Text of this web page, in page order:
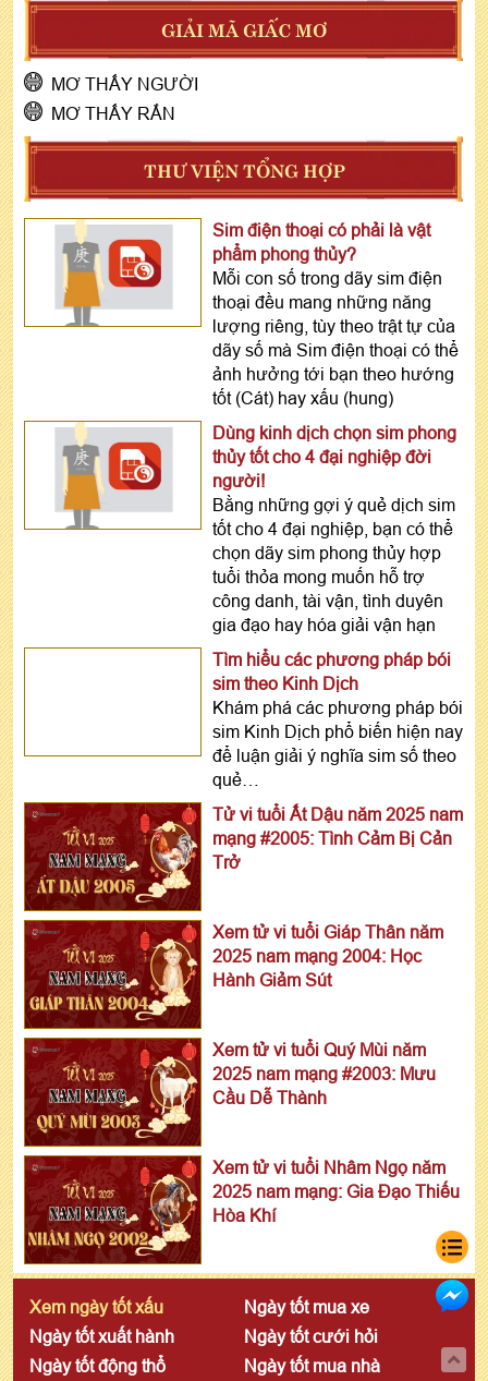
GIẢI MÃ GIẤC MƠ
MƠ THẤY NGƯỜI
MƠ THẤY RẮN
THƯ VIỆN TỔNG HỢP
Sim điện thoại có phải là vật
phẩm phong thủy?
Mỗi con số trong dãy sim điện
thoại đều mang những năng
lượng riêng, tùy theo trật tự của
dãy số mà Sim điện thoại có thể
ảnh hưởng tới bạn theo hướng
tốt (Cát) hay xấu (hung)
Dùng kinh dịch chọn sim phong
thủy tốt cho 4 đại nghiệp đời
người!
Bằng những gợi ý quẻ dịch sim
tốt cho 4 đại nghiệp, bạn có thể
chọn dãy sim phong thủy hợp
tuổi thỏa mong muốn hỗ trợ
công danh, tài vận, tình duyên
gia đạo hay hóa giải vận hạn
Tìm hiểu các phương pháp bói
sim theo Kinh Dịch
Khám phá các phương pháp bói
sim Kinh Dịch phổ biến hiện nay
để luận giải ý nghĩa sim số theo
quẻ…
Tử vi tuổi Ất Dậu năm 2025 nam
mạng #2005: Tình Cảm Bị Cản
Trở
Xem tử vi tuổi Giáp Thân năm
2025 nam mạng 2004: Học
Hành Giảm Sút
Xem tử vi tuổi Quý Mùi năm
2025 nam mạng #2003: Mưu
Cầu Dễ Thành
Xem tử vi tuổi Nhâm Ngọ năm
2025 nam mạng: Gia Đạo Thiếu
Hòa Khí
Xem ngày tốt xấu
Ngày tốt mua xe
Ngày tốt xuất hành
Ngày tốt cưới hỏi
Ngày tốt động thổ
Ngày tốt mua nhà